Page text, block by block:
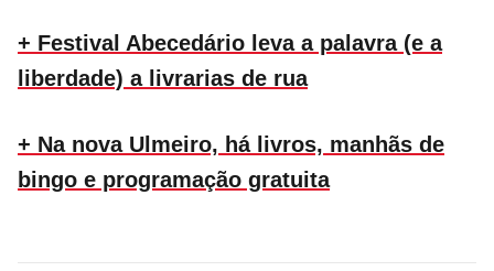
+ Festival Abecedário leva a palavra (e a
liberdade) a livrarias de rua
+ Na nova Ulmeiro, há livros, manhãs de
bingo e programação gratuita